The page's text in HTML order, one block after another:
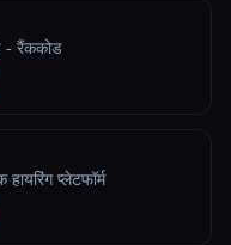
- रैंककोड
प्लेटफॉर्म